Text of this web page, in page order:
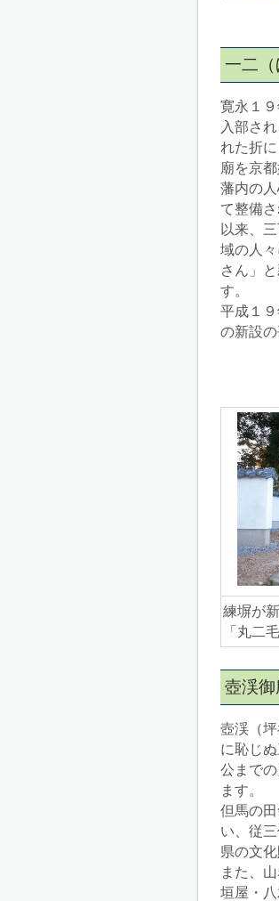
一二
寛永１
入部さ
れた折
廟を京
藩内の
て整備さ
以来、
域の人
さん」
す。
平成１
の新設
練塀が
「丸二
壺渓御
壺渓（
に恥じ
公まで
ます。
但馬の
い、従
県の文
また、
垣屋・